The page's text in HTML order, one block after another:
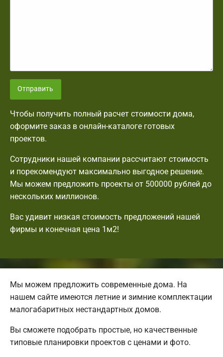
Отправить
Чтобы получить полный расчет стоимости дома,
оформите заказ в онлайн-каталоге готовых
проектов.
Сотрудники нашей компании рассчитают стоимость
и порекомендуют максимально выгодное решение.
Мы можем предложить проекты от 500000 рублей до
нескольких миллионов.
Вас удивит низкая стоимость предложений нашей
фирмы и конечная цена 1м2!
Мы можем предложить современные дома. На
нашем сайте имеются летние и зимние комплектации
малогабаритных нестандартных домов.
Вы сможете подобрать простые, но качественные
типовые планировки проектов с ценами и фото.